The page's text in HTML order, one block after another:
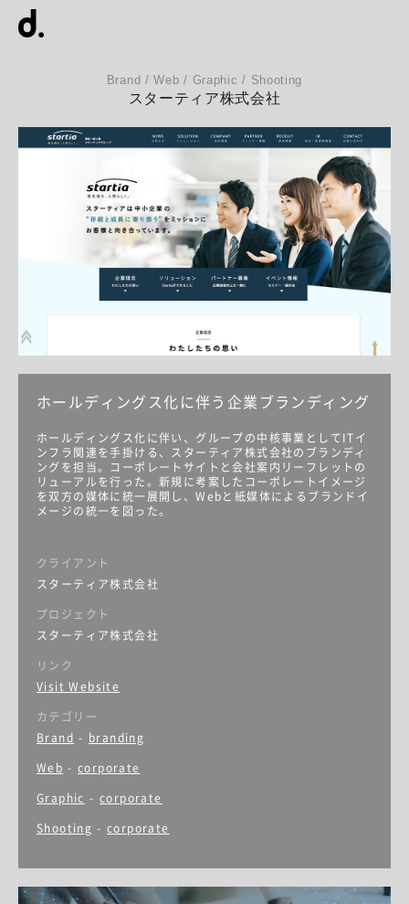
Brand / Web / Graphic / Shooting
スターティア株式会社
ホールディングス化に伴う企業ブランディング
ホールディングス化に伴い、グループの中核事業としてITイ
ンフラ関連を手掛ける、スターティア株式会社のブランディ
ングを担当。コーポレートサイトと会社案内リーフレットの
リューアルを行った。新規に考案したコーポレートイメージ
を双方の媒体に統一展開し、Webと紙媒体によるブランドイ
メージの統一を図った。
クライアント
スターティア株式会社
プロジェクト
スターティア株式会社
リンク
Visit Website
カテゴリー
Brand
- branding
Web - corporate
Graphic - corporate
Shooting - corporate